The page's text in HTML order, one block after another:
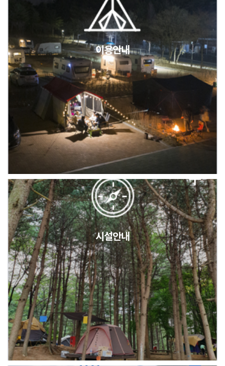
2026년 5월 캠핑장 안점 점검의 날 변경 안내
캠핑장(9월1일~6일) 미운영 공지
[6/1]전산시스템 점검 및 안정화에 따른 서비스 이용 제한 안내
이용안내
시설안내